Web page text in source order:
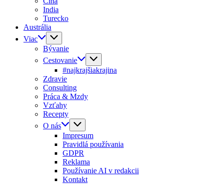
India
Turecko
Austrália
Viac
Bývanie
Cestovanie
#najkrajšiakrajina
Zdravie
Consulting
Práca & Mzdy
Vzťahy
Recepty
O nás
Impresum
Pravidlá používania
GDPR
Reklama
Používanie AI v redakcii
Kontakt